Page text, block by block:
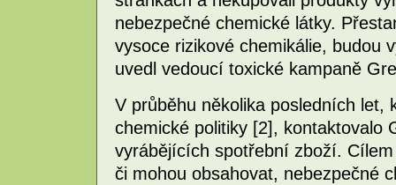
nebezpečné chemické látky.
vysoce rizikové chemikálie, budou
uvedl vedoucí toxické kampaně
V průběhu několika posledních
chemické politiky [2], kontaktovalo
vyrábějících spotřební zboží.
či mohou obsahovat, nebezpečné